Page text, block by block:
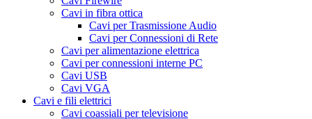
Cavi in fibra ottica
Cavi per Trasmissione Audio
Cavi per Connessioni di Rete
Cavi per alimentazione elettrica
Cavi per connessioni interne PC
Cavi USB
Cavi VGA
Cavi e fili elettrici
Cavi coassiali per televisione